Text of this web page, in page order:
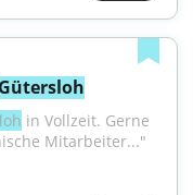
Gütersloh
in Vollzeit. Gerne
Mitarbeiter..."